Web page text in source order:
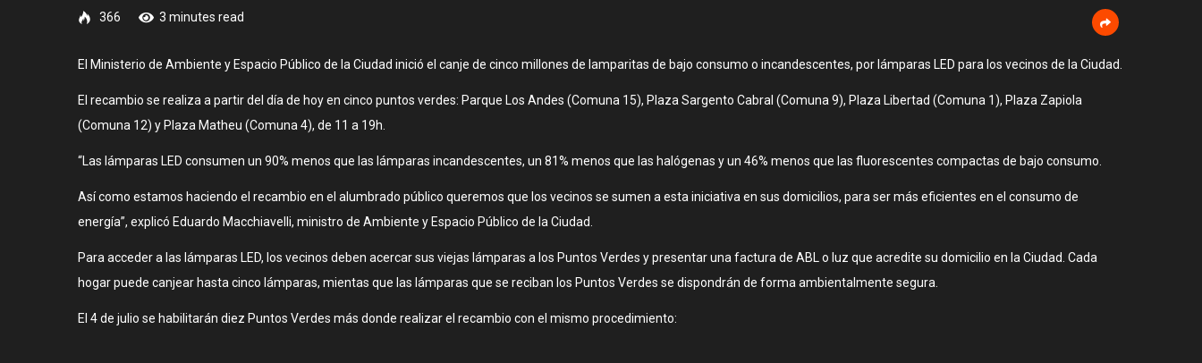
366 3 minutes read
El Ministerio de Ambiente y Espacio Público de la Ciudad inició el canje de cinco millones de lamparitas de bajo consumo o incandescentes, por lámparas LED para los vecinos de la Ciudad.
El recambio se realiza a partir del día de hoy en cinco puntos verdes: Parque Los Andes (Comuna 15), Plaza Sargento Cabral (Comuna 9), Plaza Libertad (Comuna 1), Plaza Zapiola
(Comuna 12) y Plaza Matheu (Comuna 4), de 11 a 19h.
“Las lámparas LED consumen un 90% menos que las lámparas incandescentes, un 81% menos que las halógenas y un 46% menos que las fluorescentes compactas de bajo consumo.
Así como estamos haciendo el recambio en el alumbrado público queremos que los vecinos se sumen a esta iniciativa en sus domicilios, para ser más eficientes en el consumo de
energía”, explicó Eduardo Macchiavelli, ministro de Ambiente y Espacio Público de la Ciudad.
Para acceder a las lámparas LED, los vecinos deben acercar sus viejas lámparas a los Puntos Verdes y presentar una factura de ABL o luz que acredite su domicilio en la Ciudad. Cada
hogar puede canjear hasta cinco lámparas, mientas que las lámparas que se reciban los Puntos Verdes se dispondrán de forma ambientalmente segura.
El 4 de julio se habilitarán diez Puntos Verdes más donde realizar el recambio con el mismo procedimiento: